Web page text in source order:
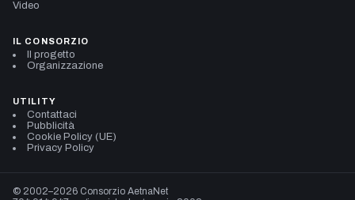
Video
IL CONSORZIO
Il progetto
Organizzazione
UTILITY
Contattaci
Pubblicità
Cookie Policy (UE)
Privacy Policy
© 2002–2026 Consorzio AetnaNet